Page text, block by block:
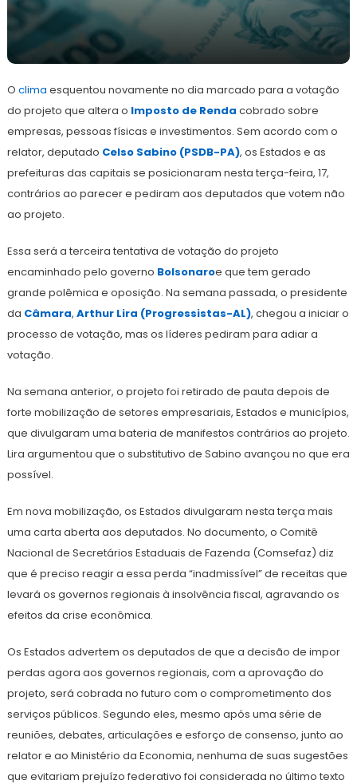
agosto
de
Redação
O clima esquentou novamente no dia marcado para a votação
do projeto que altera o Imposto de Renda cobrado sobre
empresas, pessoas físicas e investimentos. Sem acordo com o
relator, deputado Celso Sabino (PSDB-PA), os Estados e as
prefeituras das capitais se posicionaram nesta terça-feira, 17,
contrários ao parecer e pediram aos deputados que votem não
ao projeto.
Essa será a terceira tentativa de votação do projeto
encaminhado pelo governo Bolsonaroe que tem gerado
grande polêmica e oposição. Na semana passada, o presidente
da Câmara, Arthur Lira (Progressistas-AL), chegou a iniciar o
processo de votação, mas os líderes pediram para adiar a
votação.
Na semana anterior, o projeto foi retirado de pauta depois de
forte mobilização de setores empresariais, Estados e municípios,
que divulgaram uma bateria de manifestos contrários ao projeto.
Lira argumentou que o substitutivo de Sabino avançou no que era
possível.
Em nova mobilização, os Estados divulgaram nesta terça mais
uma carta aberta aos deputados. No documento, o Comitê
Nacional de Secretários Estaduais de Fazenda (Comsefaz) diz
que é preciso reagir a essa perda “inadmissível” de receitas que
levará os governos regionais à insolvência fiscal, agravando os
efeitos da crise econômica.
Os Estados advertem os deputados de que a decisão de impor
perdas agora aos governos regionais, com a aprovação do
projeto, será cobrada no futuro com o comprometimento dos
serviços públicos. Segundo eles, mesmo após uma série de
reuniões, debates, articulações e esforço de consenso, junto ao
relator e ao Ministério da Economia, nenhuma de suas sugestões
que evitariam prejuízo federativo foi considerada no último texto